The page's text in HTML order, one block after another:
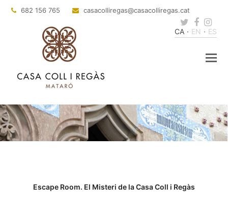
682 156 765 casacolliregas@casacolliregas.cat
Twitter
CA EN ES
Escape Room. El Misteri de la Casa Coll i Regàs